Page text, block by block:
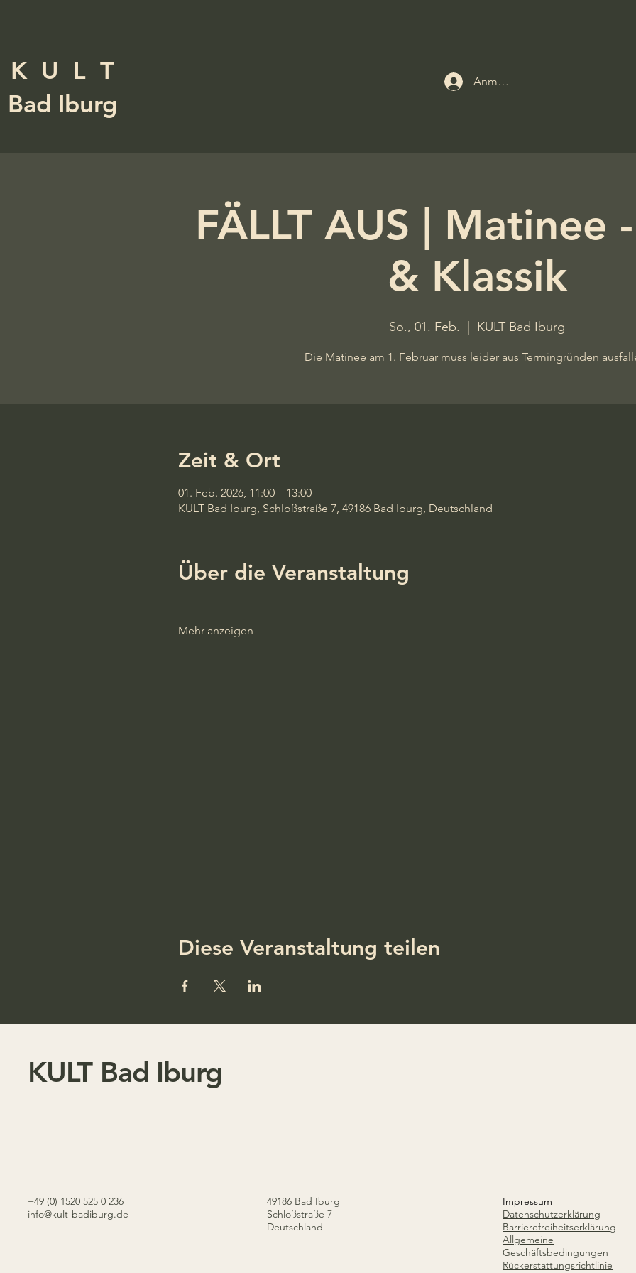
K U L T
Bad Iburg
Anmelden
FÄLLT AUS | Matinee
& Klassik
So., 01. Feb. KULT Bad Iburg
Die Matinee am 1. Februar muss leider aus Termingründen
Zeit & Ort
01. Feb. 2026, 11:00 – 13:00
KULT Bad Iburg, Schloßstraße 7, 49186 Bad Iburg, Deutschland
Über die Veranstaltung
Mehr anzeigen
Diese Veranstaltung teilen
KULT Bad Iburg
+49 (0) 1520 525 0 236
info@kult-badiburg.de
49186 Bad Iburg
Schloßstraße 7
Deutschland
Impressum
Datenschutzerklärung
Barrierefreiheitserklärung
Allgemeine
Geschäftsbedingungen
Rückerstattungsrichtlinie